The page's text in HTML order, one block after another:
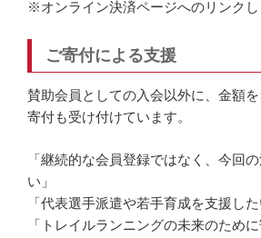
※オンライン決済ページへのリンクし
ご寄付による支援
賛助会員としての入会以外に、金額
寄付も受け付けています。
「継続的な会員登録ではなく、今回
い」
「代表選手派遣や若手育成を支援した
「トレイルランニングの未来のために